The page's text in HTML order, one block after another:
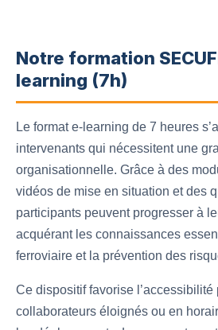
Notre formation
learning (7h)
Le format e-learning de 7 heures
intervenants qui nécessitent une
organisationnelle. Grâce à des
vidéos de mise en situation et des
participants peuvent progresser à
acquérant les connaissances
ferroviaire et la prévention des
Ce dispositif favorise l’accessibilité
collaborateurs éloignés ou en